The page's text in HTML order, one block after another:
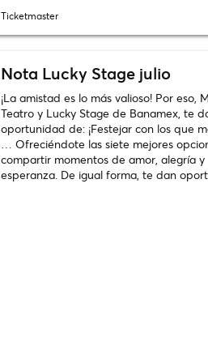
Ticketmaster
Nota Lucky Stage julio
¡La amistad es lo más valioso! Por eso,
Teatro y Lucky Stage de Banamex, te
oportunidad de: ¡Festejar con los que
… Ofreciéndote las siete mejores
compartir momentos de amor, alegría y
esperanza. De igual forma, te dan